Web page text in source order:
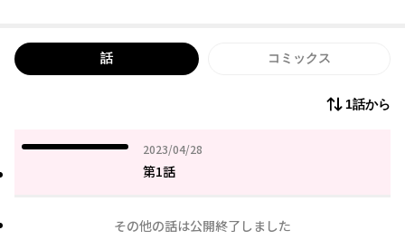
話 コミックス
1話から
2023/04/28
2023年04月28日
第1話
その他の話は公開終了しました